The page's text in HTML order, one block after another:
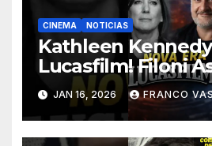
CINEMA NOTICIAS
Kathleen Kennedy
Lucasfilm! Filoni
STAR WARS!
JAN 16, 2026 FRANCO